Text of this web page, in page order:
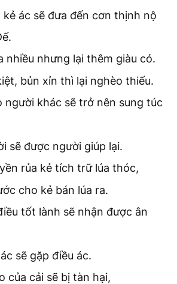
ác sẽ đưa đến cơn thịnh nộ
nhiều nhưng lại thêm giàu có.
bủn xỉn thì lại nghèo thiếu.
người khác sẽ trở nên sung túc
sẽ được người giúp lại.
rủa kẻ tích trữ lúa thóc,
cho kẻ bán lúa ra.
tốt lành sẽ nhận được ân
sẽ gặp điều ác.
của cải sẽ bị tàn hại,